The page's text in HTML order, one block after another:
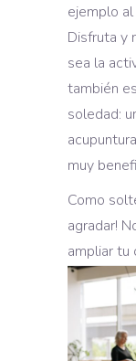
ejemplo
Disfruta y
sea la
también
soledad:
muy
Como
agradar!
ampliar tu